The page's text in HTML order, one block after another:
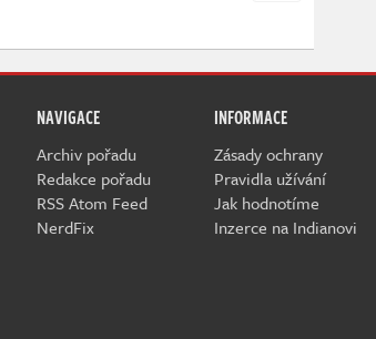
NAVIGACE
Archiv pořadu
Redakce pořadu
RSS Atom Feed
NerdFix
INFORMACE
Zásady ochrany
Pravidla užívání
Jak hodnotíme
Inzerce na Indianovi